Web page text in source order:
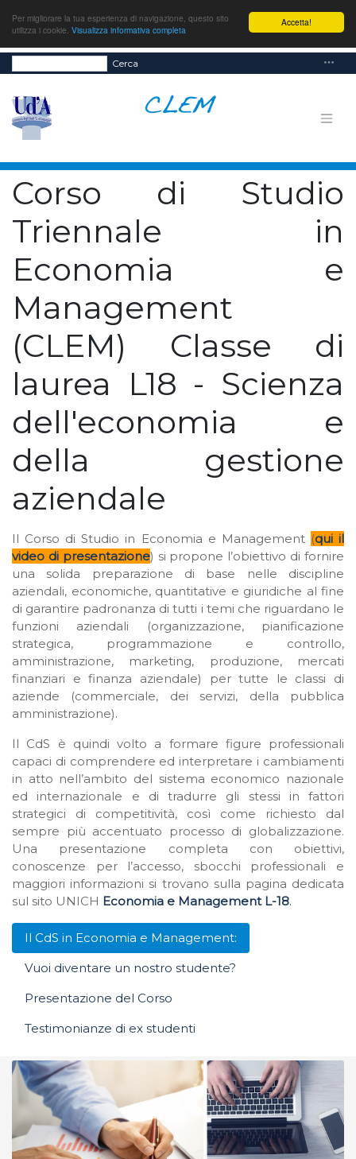
Accetta!
Per migliorare la tua esperienza di navigazione, questo sito
utilizza i cookie. Visualizza informativa completa
Cerca
Corso di Studio
Triennale in
Economia e
Management
(CLEM) Classe di
laurea L18 - Scienza
dell'economia e
della gestione
aziendale
Il Corso di Studio in Economia e Management (qui il
video di presentazione) si propone l’obiettivo di fornire
una solida preparazione di base nelle discipline
aziendali, economiche, quantitative e giuridiche al fine
di garantire padronanza di tutti i temi che riguardano le
funzioni aziendali (organizzazione, pianificazione
strategica, programmazione e controllo,
amministrazione, marketing, produzione, mercati
finanziari e finanza aziendale) per tutte le classi di
aziende (commerciale, dei servizi, della pubblica
amministrazione).
Il CdS è quindi volto a formare figure professionali
capaci di comprendere ed interpretare i cambiamenti
in atto nell’ambito del sistema economico nazionale
ed internazionale e di tradurre gli stessi in fattori
strategici di competitività, così come richiesto dal
sempre più accentuato processo di globalizzazione.
Una presentazione completa con obiettivi,
conoscenze per l’accesso, sbocchi professionali e
maggiori informazioni si trovano sulla pagina dedicata
sul sito UNICH Economia e Management L-18.
Il CdS in Economia e Management:
Vuoi diventare un nostro studente?
Presentazione del Corso
Testimonianze di ex studenti